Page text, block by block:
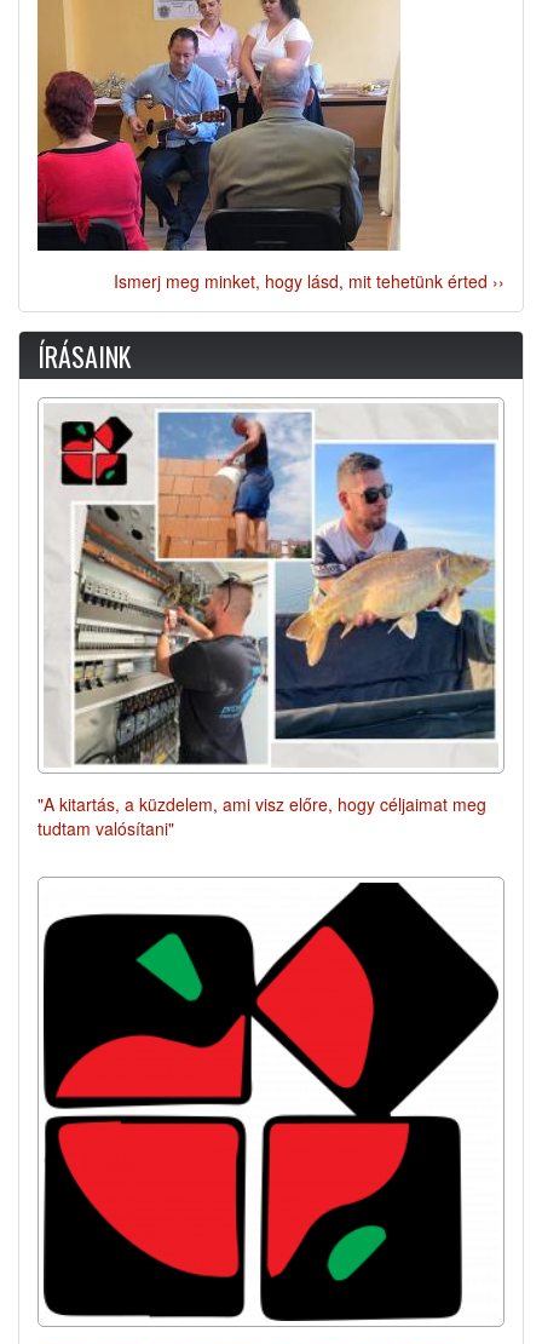
Ismerj meg minket, hogy lásd, mit tehetünk érted ››
ÍRÁSAINK
"A kitartás, a küzdelem, ami visz előre, hogy céljaimat meg
tudtam valósítani"